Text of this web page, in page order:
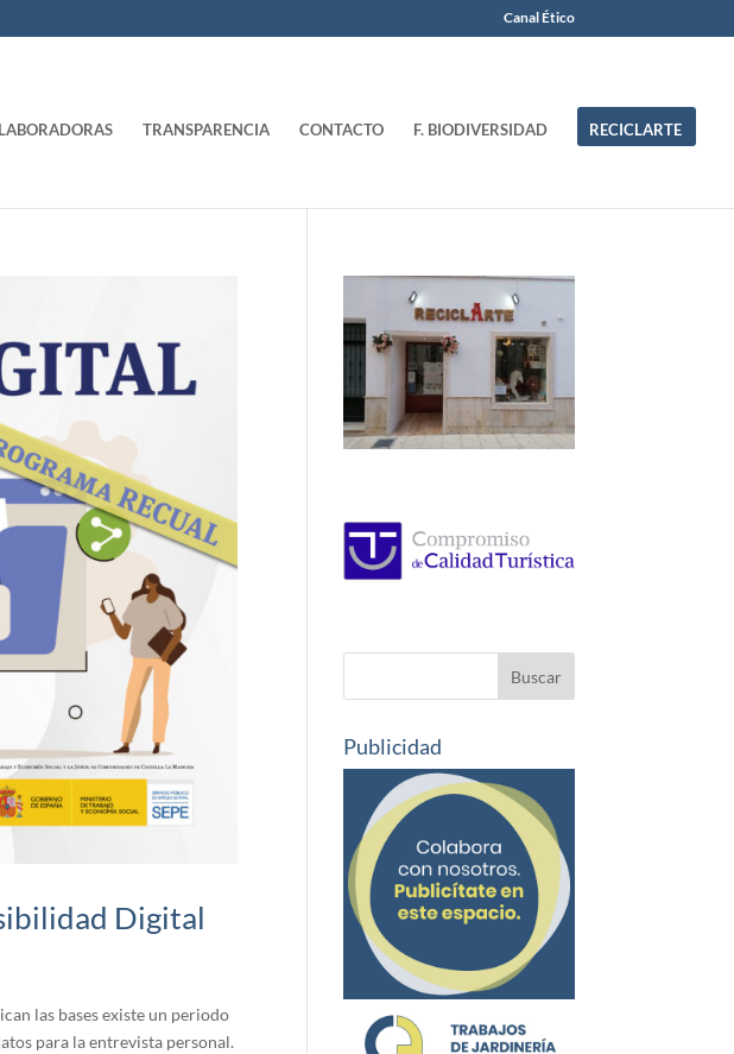
Canal Ético
TRANSPARENCIA CONTACTO F. BIODIVERSIDAD RECICLARTE
Digital
las bases existe un periodo
para la entrevista personal.
Publicidad